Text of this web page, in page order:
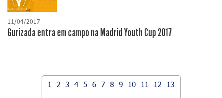
11/04/2017
Gurizada entra em campo na Madrid Youth Cup 2017
1 2 3 4 5 6 7 8 9 10 11 12
13